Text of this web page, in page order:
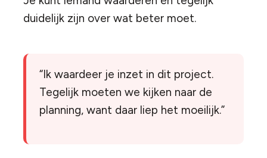
duidelijk zijn over wat beter moet.
“Ik waardeer je inzet in dit project.
Tegelijk moeten we kijken naar de
planning, want daar liep het moeilijk.”